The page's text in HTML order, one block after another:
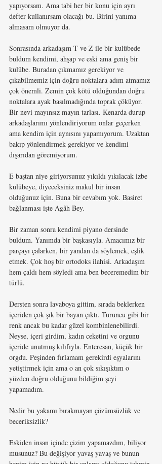
yapıyorsam. Ama tabi her bir konu için ayrı
defter kullanırsam olacağı bu. Birini yanıma
almasam olmuyor da.
Sonrasında arkadaşım T ve Z ile bir kulübede
buldum kendimi, ahşap ve eski ama geniş bir
kulübe. Buradan çıkmamız gerekiyor ve
çıkabilmemiz için doğru noktalara adım atmamız
çok önemli. Zemin çok kötü olduğundan doğru
noktalara ayak basılmadığında toprak çöküyor.
Bir nevi mayınsız mayın tarlası. Kenarda durup
arkadaşlarımı yönlendiriyorum onlar geçerken
ama kendim için aynısını yapamıyorum. Uzaktan
bakıp yönlendirmek gerekiyor ve kendimi
dışarıdan göremiyorum.
E baştan niye giriyorsunuz yıkıldı yıkılacak izbe
kulübeye, diyeceksiniz makul bir insan
olduğunuz için. Buna bir cevabım yok. Basiret
bağlanması işte Agâh Bey.
Bir zaman sonra kendimi piyano dersinde
buldum. Yanımda bir başkasıyla. Amacımız bir
parçayı çalarken, bir yandan da söylemek, eşlik
etmek. Çok hoş bir ortodoks ilahisi. Arkadaşım
hem çaldı hem söyledi ama ben beceremedim bir
türlü.
Dersten sonra lavaboya gittim, sırada beklerken
içeriden çok şık bir bayan çıktı. Turuncu gibi bir
renk ancak bu kadar güzel kombinlenebilirdi.
Neyse, içeri girdim, kadın ceketini ve orgunu
içeride unutmuş kılıfıyla. Enteresan, küçük bir
orgdu. Peşinden fırlamam gerekirdi eşyalarını
yetiştirmek için ama o an çok sıkışıktım o
yüzden doğru olduğunu bildiğim şeyi
yapamadım.
Nedir bu yakamı bırakmayan çözümsüzlük ve
beceriksizlik?
Eskiden insan içinde çizim yapamazdım, biliyor
musunuz? Bu değişiyor yavaş yavaş ve bunun